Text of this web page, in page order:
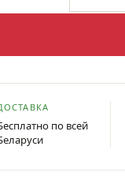
по всей